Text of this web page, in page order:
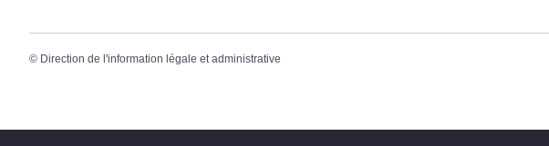
© Direction de l'information légale et administrative